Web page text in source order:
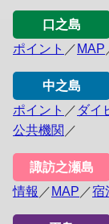
口之島
ポイント ／ MAP
中之島
ポイント ／ ダイ
公共機関 ／
諏訪之瀬島
情報 ／ MAP ／宿